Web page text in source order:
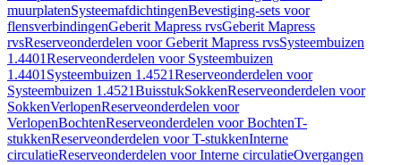
muurplatenSysteemafdichtingenBevestiging-sets voor
flensverbindingenGeberit Mapress rvsGeberit Mapress
rvsReserveonderdelen voor Geberit Mapress rvsSysteembuizen
1.4401Reserveonderdelen voor Systeembuizen
1.4401 Systeembuizen 1.4521Reserveonderdelen voor
Systeembuizen 1.4521BuisstukSokkenReserveonderdelen voor
SokkenVerlopenReserveonderdelen voor
VerlopenBochtenReserveonderdelen voor BochtenT-
stukkenReserveonderdelen voor T-stukkenInterne
circulatieReserveonderdelen voor Interne circulatieOvergangen